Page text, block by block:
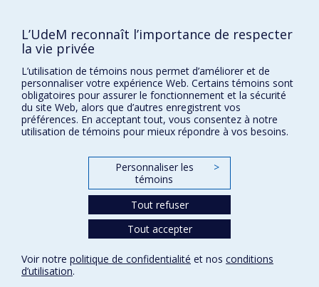
Téléchargez les logos de l'ESPUM
L’UdeM reconnaît l’importance de respecter
la vie privée
L’utilisation de témoins nous permet d’améliorer et de
personnaliser votre expérience Web. Certains témoins sont
obligatoires pour assurer le fonctionnement et la sécurité
du site Web, alors que d’autres enregistrent vos
préférences. En acceptant tout, vous consentez à notre
utilisation de témoins pour mieux répondre à vos besoins.
Personnaliser les
témoins
>
Tout refuser
Tout accepter
Voir notre politique de confidentialité et nos conditions
d’utilisation.